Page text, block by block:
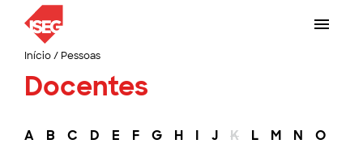
Início/ Pessoas
Docentes
A B C D E F G H I J K L M N O